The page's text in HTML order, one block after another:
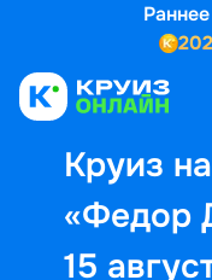
Круиз
«Федор
15